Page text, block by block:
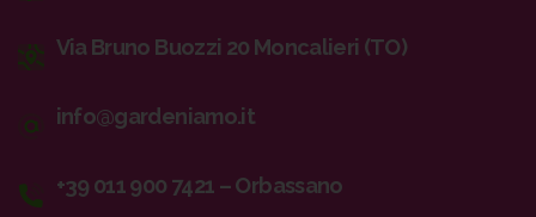
Via Bruno Buozzi 20 Moncalieri (TO)
info@gardeniamo.it
+39 011 900 7421 – Orbassano